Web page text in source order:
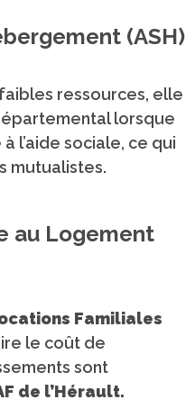
(ASH)
ressources, elle
lorsque
l’aide sociale, ce qui
mutualistes.
au Logement
Familiales
le coût de
sont
de l’Hérault.